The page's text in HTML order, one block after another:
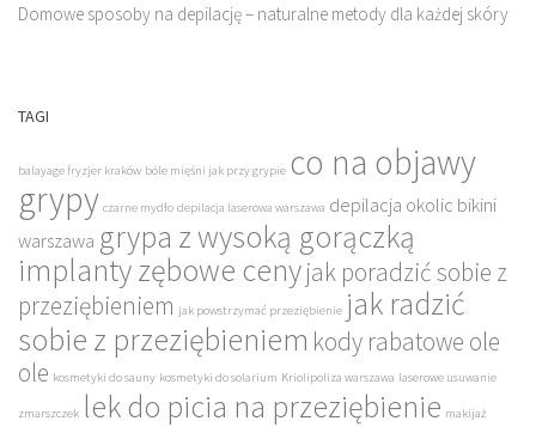
Domowe sposoby na depilację – naturalne metody dla każdej skóry
TAGI
balayage fryzjer kraków bóle mięśni jak przy grypie co na objawy
grypy czarne mydło depilacja laserowa warszawa depilacja okolic bikini
warszawa grypa z wysoką gorączką
implanty zębowe cenyjak poradzić sobie z
przeziębieniem jak powstrzymać przeziębienie jak radzić
sobie z przeziębieniem kody rabatowe ole
ole kosmetyki do sauny kosmetyki do solarium Kriolipoliza warszawa laserowe usuwanie
zmarszczek lek do picia na przeziębienie makijaż